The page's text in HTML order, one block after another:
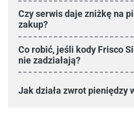
Czy serwis daje zniżkę na
zakup?
Co robić, jeśli kody Frisco
nie zadziałają?
Jak działa zwrot pieniędzy